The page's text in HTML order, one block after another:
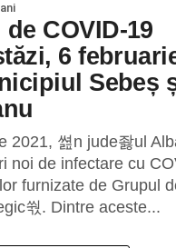
COVID-19
6
Sebeș
2021, 쎮n jude좛ul
noi de infectare cu
furnizate de Grupul
쒃. Dintre aceste...